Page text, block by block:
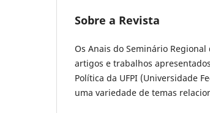
Sobre a Revista
Os Anais do Seminário
artigos e trabalhos
Política da UFPI (Universidade
uma variedade de temas